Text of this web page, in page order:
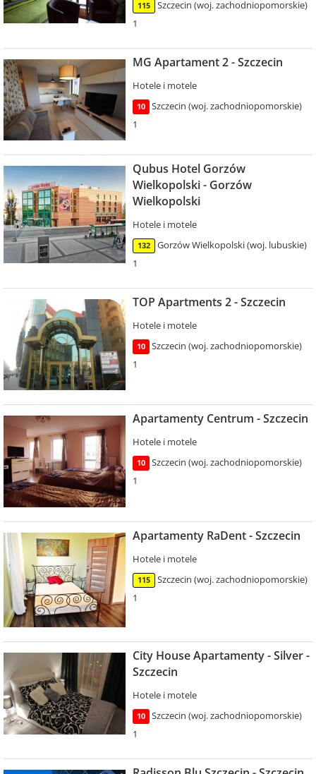
115
Szczecin (woj. zachodniopomorskie)
1
MG Apartament 2 - Szczecin
Hotele i motele
10
Szczecin (woj. zachodniopomorskie)
1
Qubus Hotel Gorzów
Wielkopolski - Gorzów
Wielkopolski
Hotele i motele
132
Gorzów Wielkopolski (woj. lubuskie)
1
TOP Apartments 2 - Szczecin
Hotele i motele
10
Szczecin (woj. zachodniopomorskie)
1
Apartamenty Centrum - Szczecin
Hotele i motele
10
Szczecin (woj. zachodniopomorskie)
1
Apartamenty RaDent - Szczecin
Hotele i motele
115
Szczecin (woj. zachodniopomorskie)
1
City House Apartamenty - Silver -
Szczecin
Hotele i motele
10
Szczecin (woj. zachodniopomorskie)
1